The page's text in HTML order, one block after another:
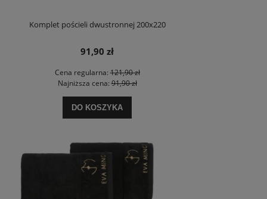
Komplet pościeli dwustronnej 200x220
91,90 zł
Cena regularna:121,90 zł
Najniższa cena:91,90 zł
DO KOSZYKA